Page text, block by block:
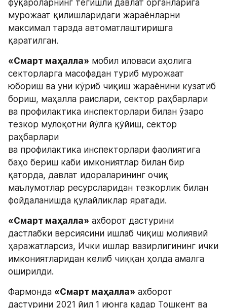
фуқароларнинг тегишли давлат органларига
мурожаат қилишларидаги жараёнларни
максимал тарзда автоматлаштиришга
қаратилган.
«Смарт маҳалла» мобил иловаси аҳолига
секторларга масофадан туриб мурожаат
юбориш ва уни кўриб чиқиш жараёнини кузатиб
бориш, маҳалла раислари, сектор раҳбарлари
ва профилактика инспекторлари билан ўзаро
тезкор мулоқотни йўлга қўйиш, сектор
раҳбарлари
ва профилактика инспекторлари фаолиятига
баҳо бериш каби имкониятлар билан бир
қаторда, давлат идораларининг очиқ
маълумотлар ресурсларидан тезкорлик билан
фойдаланишда қулайликлар яратади.
«Смарт маҳалла» ахборот дастурини
дастлабки версиясини ишлаб чиқиш молиявий
ҳаражатларсиз, Ички ишлар вазирлигининг ички
имкониятларидан келиб чиққан ҳолда амалга
оширилди.
Фармонда «Смарт маҳалла» ахборот
дастурини 2021 йил 1 июнга қадар Тошкент ва